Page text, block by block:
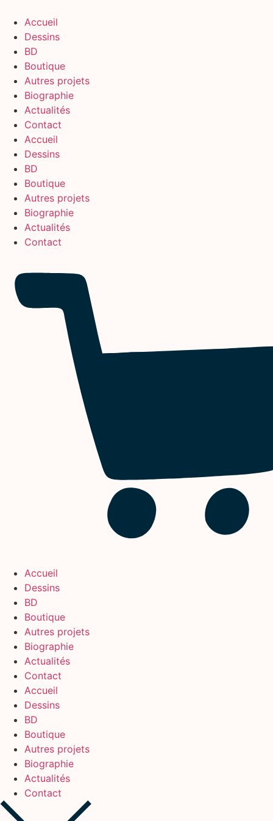
contenu
Accueil
Dessins
BD
Boutique
Autres projets
Biographie
Actualités
Contact
Accueil
Dessins
BD
Boutique
Autres projets
Biographie
Actualités
Contact
Accueil
Dessins
BD
Boutique
Autres projets
Biographie
Actualités
Contact
Accueil
Dessins
BD
Boutique
Autres projets
Biographie
Actualités
Contact